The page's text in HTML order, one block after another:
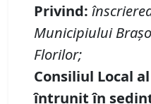
Privind:
Municipiului
Florilor;
Consiliul Local
întrunit în